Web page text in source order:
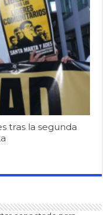
tras la segunda